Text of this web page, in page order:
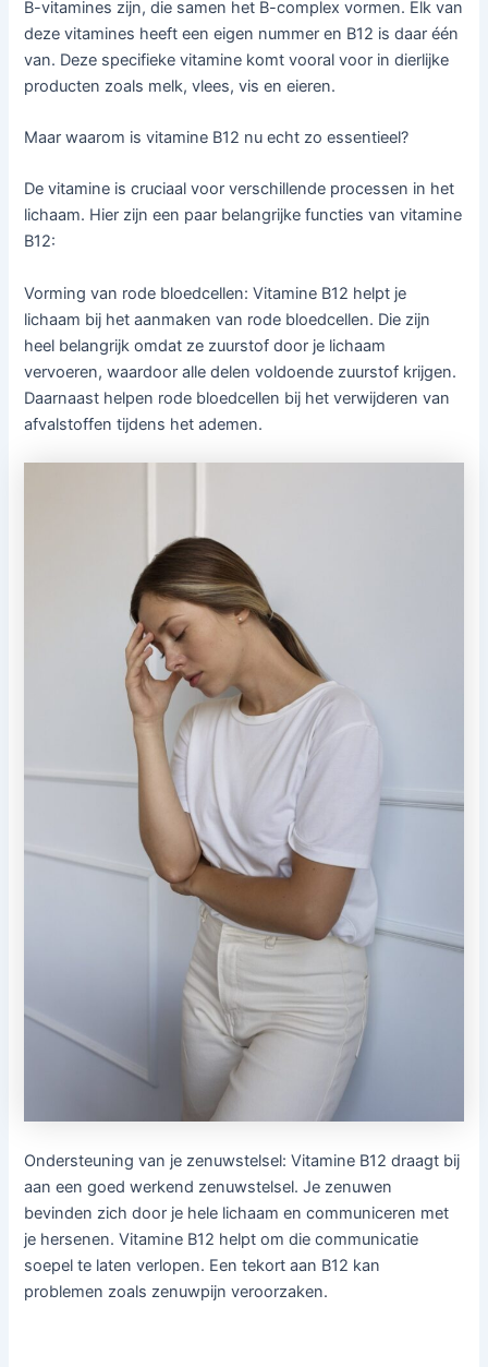
B-vitamines zijn, die samen het B-complex vormen. Elk van
deze vitamines heeft een eigen nummer en B12 is daar één
van. Deze specifieke vitamine komt vooral voor in dierlijke
producten zoals melk, vlees, vis en eieren.
Maar waarom is vitamine B12 nu echt zo essentieel?
De vitamine is cruciaal voor verschillende processen in het
lichaam. Hier zijn een paar belangrijke functies van vitamine
B12:
Vorming van rode bloedcellen: Vitamine B12 helpt je
lichaam bij het aanmaken van rode bloedcellen. Die zijn
heel belangrijk omdat ze zuurstof door je lichaam
vervoeren, waardoor alle delen voldoende zuurstof krijgen.
Daarnaast helpen rode bloedcellen bij het verwijderen van
afvalstoffen tijdens het ademen.
Ondersteuning van je zenuwstelsel: Vitamine B12 draagt bij
aan een goed werkend zenuwstelsel. Je zenuwen
bevinden zich door je hele lichaam en communiceren met
je hersenen. Vitamine B12 helpt om die communicatie
soepel te laten verlopen. Een tekort aan B12 kan
problemen zoals zenuwpijn veroorzaken.